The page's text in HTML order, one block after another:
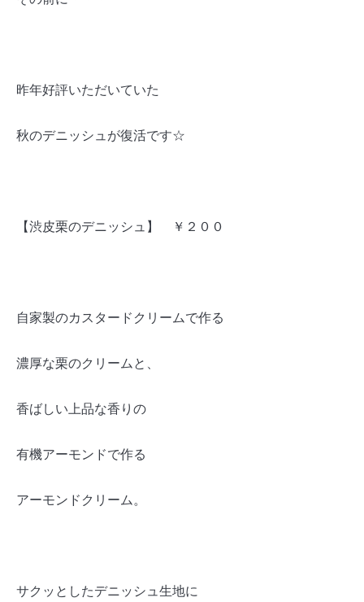
昨年好評いただいていた
秋のデニッシュが復活です☆
【渋皮栗のデニッシュ】 ￥２００
自家製のカスタードクリームで作る
濃厚な栗のクリームと、
香ばしい上品な香りの
有機アーモンドで作る
アーモンドクリーム。
サクッとしたデニッシュ生地に